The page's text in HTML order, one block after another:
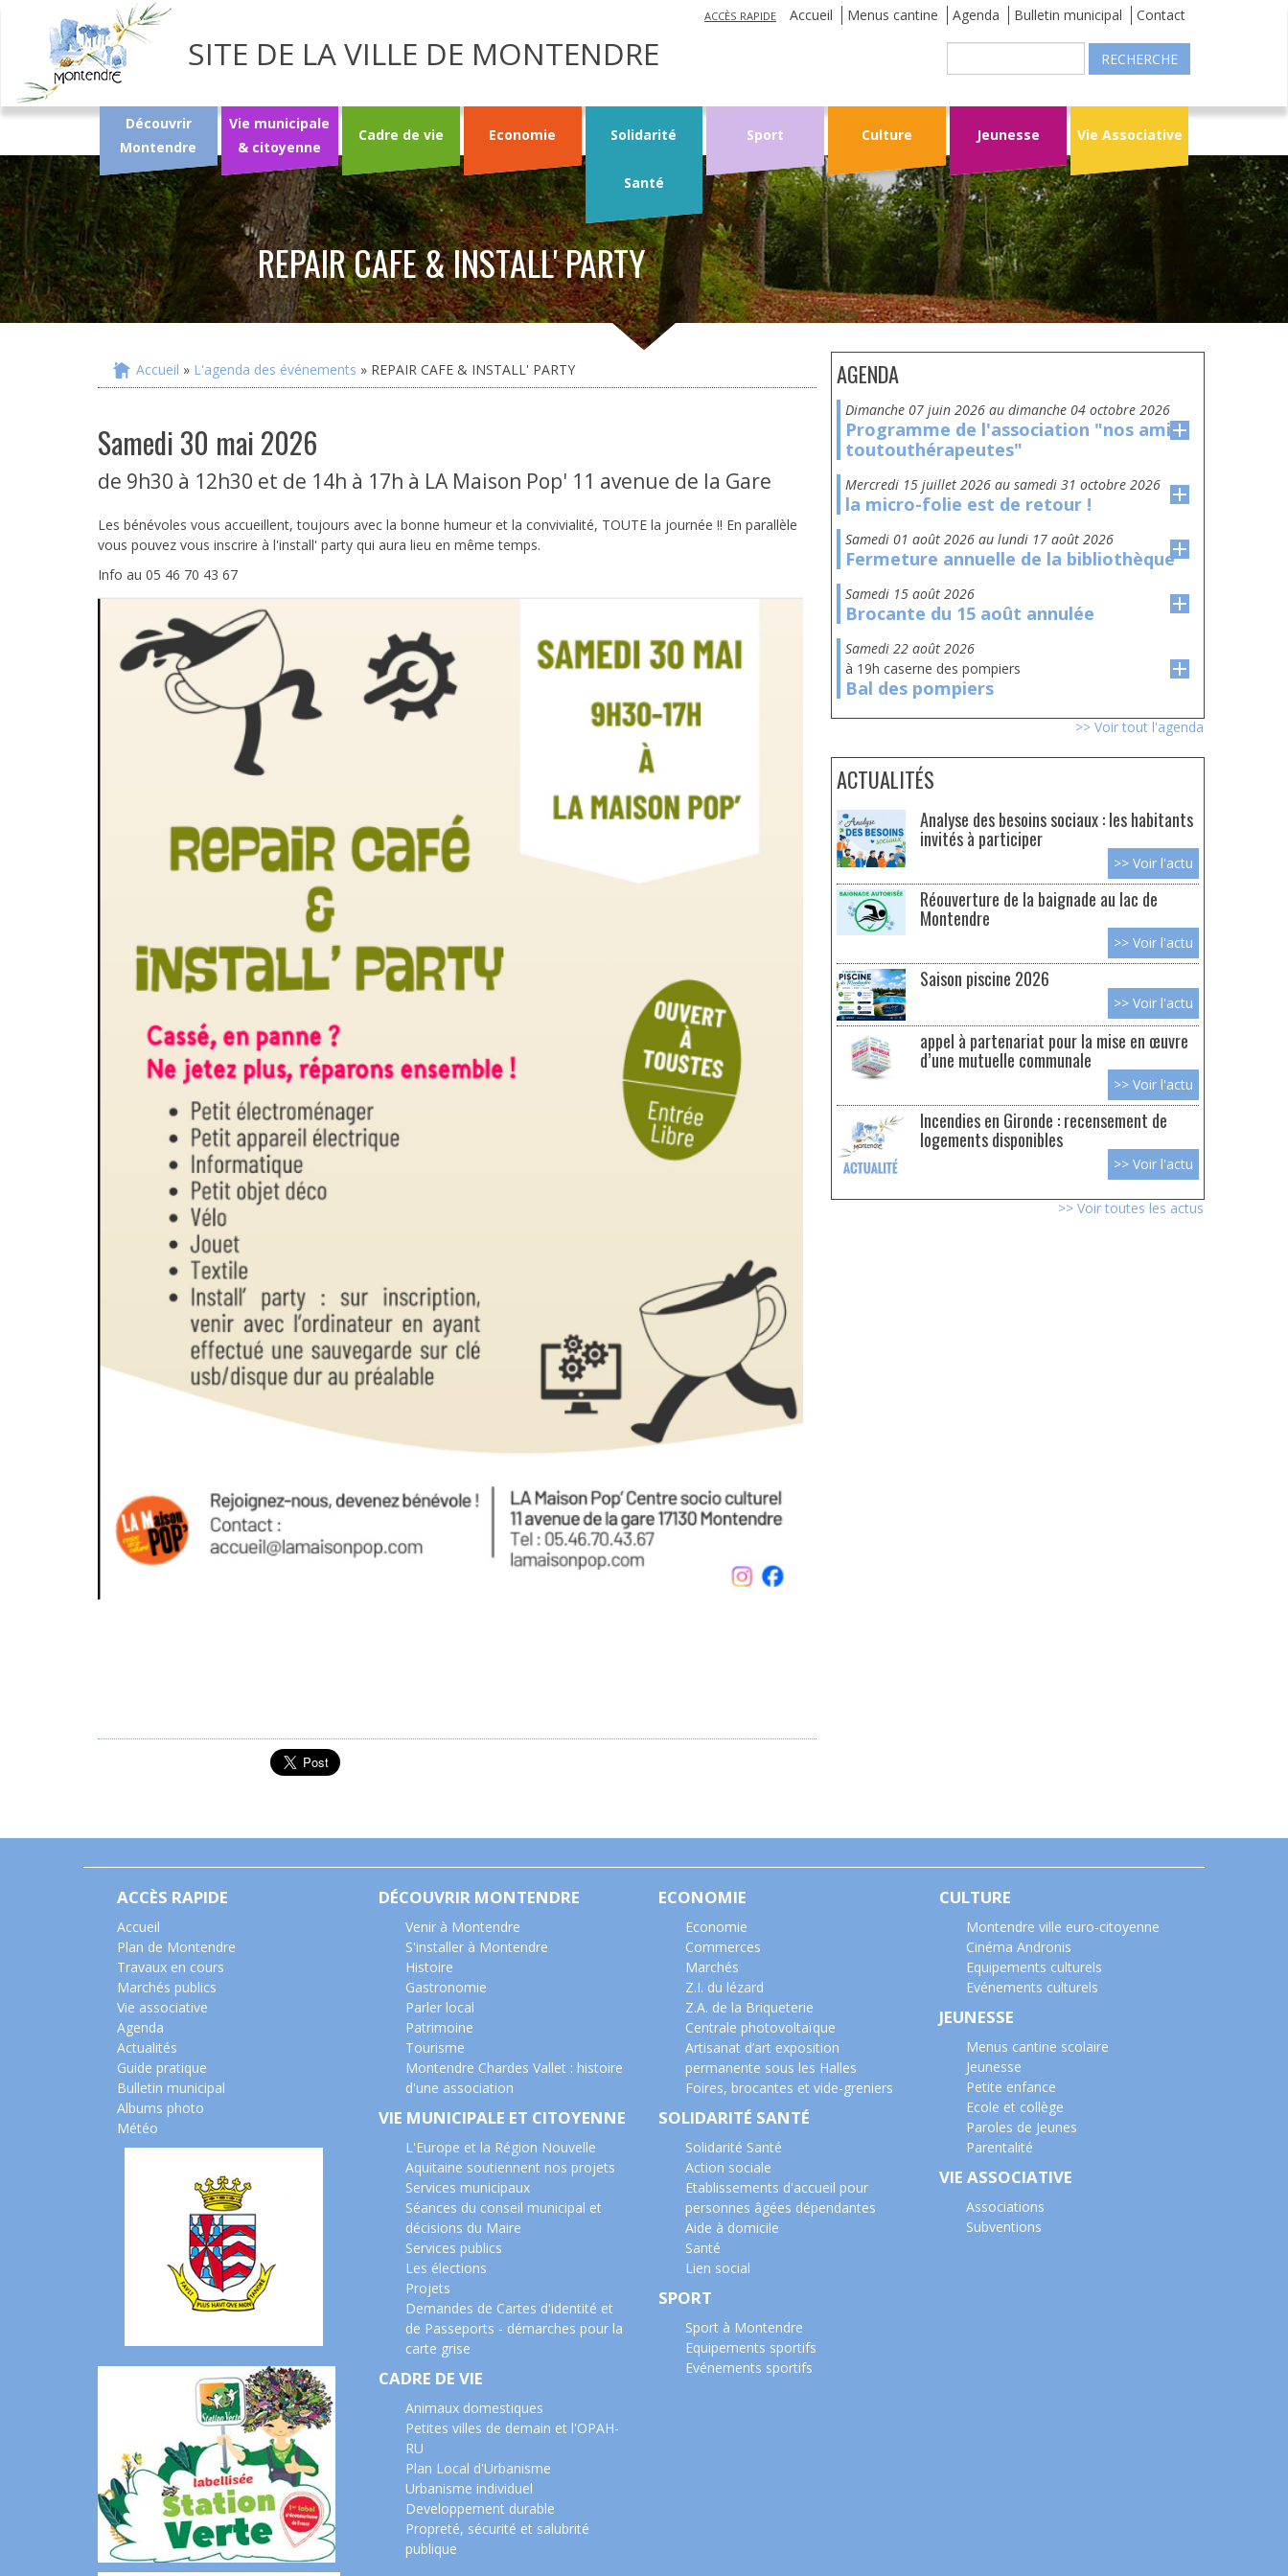
SITE DE LA VILLE DE MONTENDRE
ACCÈS RAPIDE Accueil Menus cantine Agenda Bulletin municipal
Contact
Découvrir
Montendre
Vie municipale
& citoyenne
Cadre de vie Economie Solidarité
Santé
Sport Culture Jeunesse Vie Associative
REPAIR CAFE & INSTALL' PARTY
Vous êtes ici
Accueil » L'agenda des événements » REPAIR CAFE & INSTALL' PARTY
samedi 30 mai 2026
de 9h30 à 12h30 et de 14h à 17h à LA Maison Pop' 11 avenue de la Gare
Les bénévoles vous accueillent, toujours avec la bonne humeur et la convivialité, TOUTE la journée !! En parallèle
vous pouvez vous inscrire à l'install' party qui aura lieu en même temps.
Info au 05 46 70 43 67
AGENDA
dimanche 07 juin 2026 au dimanche 04 octobre 2026
Programme de l'association "nos amis
toutouthérapeutes"
mercredi 15 juillet 2026 au samedi 31 octobre 2026
la micro-folie est de retour !
samedi 01 août 2026 au lundi 17 août 2026
Fermeture annuelle de la bibliothèque
samedi 15 août 2026
Brocante du 15 août annulée
samedi 22 août 2026
à 19h caserne des pompiers
Bal des pompiers
>> Voir tout l'agenda
ACTUALITÉS
Analyse des besoins sociaux : les habitants
invités à participer
>> Voir l'actu
Réouverture de la baignade au lac de
Montendre
>> Voir l'actu
Saison piscine 2026
>> Voir l'actu
appel à partenariat pour la mise en œuvre
d’une mutuelle communale
>> Voir l'actu
Incendies en Gironde : recensement de
logements disponibles
>> Voir l'actu
>> Voir toutes les actus
ACCÈS RAPIDE
Accueil
Plan de Montendre
Travaux en cours
Marchés publics
Vie associative
Agenda
Actualités
Guide pratique
Bulletin municipal
Albums photo
Météo
DÉCOUVRIR MONTENDRE
Venir à Montendre
S'installer à Montendre
Histoire
Gastronomie
Parler local
Patrimoine
Tourisme
Montendre Chardes Vallet : histoire
d'une association
VIE MUNICIPALE ET CITOYENNE
L'Europe et la Région Nouvelle
Aquitaine soutiennent nos projets
Services municipaux
Séances du conseil municipal et
décisions du Maire
Services publics
Les élections
Projets
Demandes de Cartes d'identité et
de Passeports - démarches pour la
carte grise
CADRE DE VIE
Animaux domestiques
Petites villes de demain et l'OPAH-
RU
Plan Local d'Urbanisme
Urbanisme individuel
Developpement durable
Propreté, sécurité et salubrité
publique
ECONOMIE
Economie
Commerces
Marchés
Z.I. du lézard
Z.A. de la Briqueterie
Centrale photovoltaïque
Artisanat d’art exposition
permanente sous les Halles
Foires, brocantes et vide-greniers
SOLIDARITÉ SANTÉ
Solidarité Santé
Action sociale
Etablissements d'accueil pour
personnes âgées dépendantes
Aide à domicile
Santé
Lien social
SPORT
Sport à Montendre
Equipements sportifs
Evénements sportifs
CULTURE
Montendre ville euro-citoyenne
Cinéma Andronis
Equipements culturels
Evénements culturels
JEUNESSE
Menus cantine scolaire
Jeunesse
Petite enfance
Ecole et collège
Paroles de Jeunes
Parentalité
VIE ASSOCIATIVE
Associations
Subventions